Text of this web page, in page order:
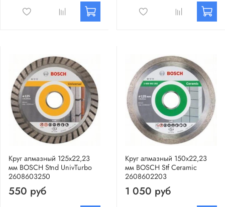
Круг алмазный 125х22,23
мм BOSCH Stnd UnivTurbo
2608603250
550 руб
Круг алмазный 150х22,23
мм BOSCH Stf Ceramic
2608602203
1 050 руб